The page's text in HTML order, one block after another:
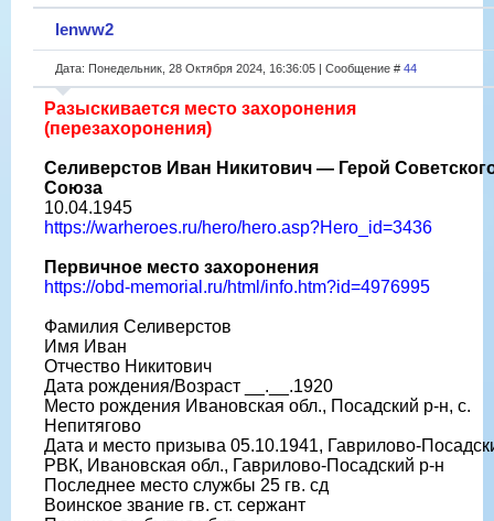
lenww2
Дата: Понедельник, 28 Октября 2024, 16:36:05 | Сообщение # 44
Разыскивается место захоронения
(перезахоронения)
Селиверстов Иван Никитович — Герой
Союза
10.04.1945
https://warheroes.ru/hero/hero.asp?Hero_id=3436
Первичное место захоронения
https://obd-memorial.ru/html/info.htm?id=4976995
Фамилия Селиверстов
Имя Иван
Отчество Никитович
Дата рождения/Возраст __.__.1920
Место рождения Ивановская обл., Посадский р-н, с.
Непитягово
Дата и место призыва 05.10.1941, Гаврилово-
РВК, Ивановская обл., Гаврилово-Посадский р-н
Последнее место службы 25 гв. сд
Воинское звание гв. ст. сержант